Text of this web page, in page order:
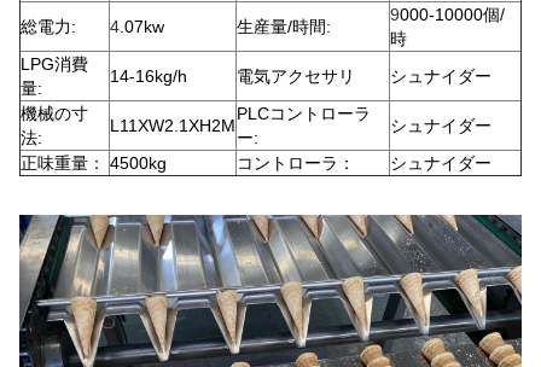
総電力:
4 .07kw 生産量/時間:
9000-10000個/
時
LPG消費
量:
14-16kg/h 電気アクセサリ
シュナイダー
機械の寸
法:
L11XW2.1XH2M
PLCコントローラ
ー:
シュナイダー
正味重量：
4500kg コントローラ： シュナイダー